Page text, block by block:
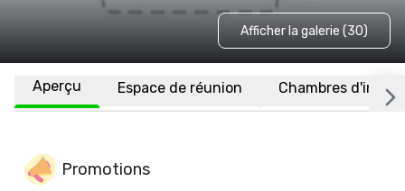
Afficher la galerie (30)
Aperçu Espace de réunion Chambres
Promotions